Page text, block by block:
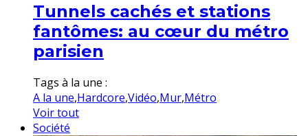
Tunnels cachés et stations
fantômes: au cœur du métro
parisien
Tags à la une :
A la une,Hardcore,Vidéo,Mur,Métro
Voir tout
Société